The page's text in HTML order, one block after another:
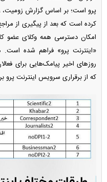
پرو است؛ بر اساس گزارش زومیت،
کرده است که بعد از پیگیری از
امکان دسترسی همه وکلای عضو
«اینترنت پرو» فراهم شده
روز‌های اخیر پیامک‌هایی برای
که از برقراری سرویس اینترنت پرو